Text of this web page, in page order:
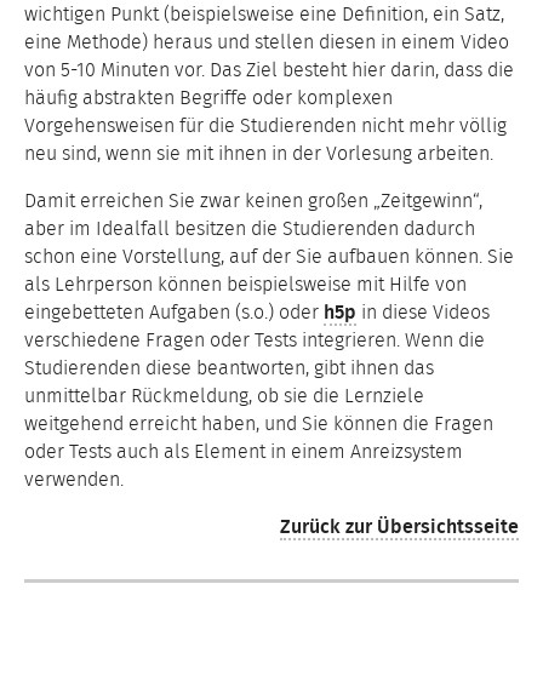
wichtigen Punkt (beispielsweise eine Definition, ein Satz,
eine Methode) heraus und stellen diesen in einem Video
von 5-10 Minuten vor. Das Ziel besteht hier darin, dass die
häufig abstrakten Begriffe oder komplexen
Vorgehensweisen für die Studierenden nicht mehr völlig
neu sind, wenn sie mit ihnen in der Vorlesung arbeiten.
Damit erreichen Sie zwar keinen großen „Zeitgewinn“,
aber im Idealfall besitzen die Studierenden dadurch
schon eine Vorstellung, auf der Sie aufbauen können. Sie
als Lehrperson können beispielsweise mit Hilfe von
eingebetteten Aufgaben (s.o.) oder h5p in diese Videos
verschiedene Fragen oder Tests integrieren. Wenn die
Studierenden diese beantworten, gibt ihnen das
unmittelbar Rückmeldung, ob sie die Lernziele
weitgehend erreicht haben, und Sie können die Fragen
oder Tests auch als Element in einem Anreizsystem
verwenden.
Zurück zur Übersichtsseite